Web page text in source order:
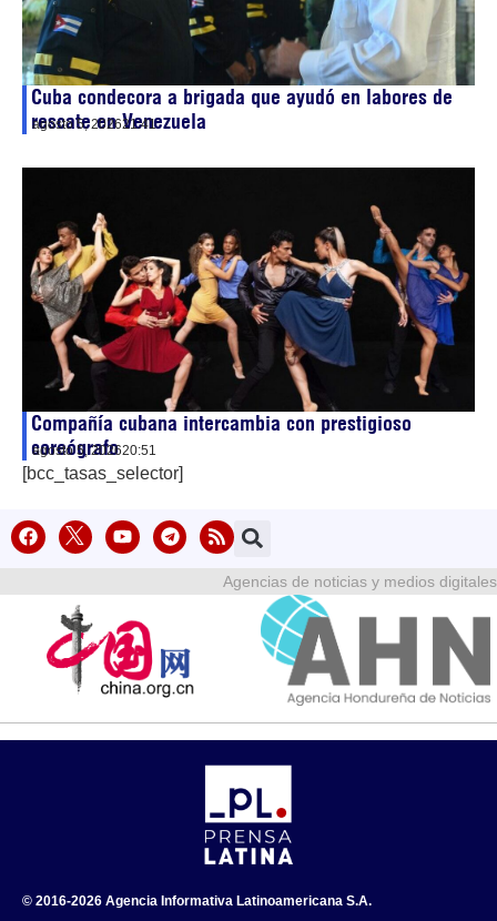
Cuba condecora a brigada que ayudó en labores de
rescate en Venezuela
agosto 5, 202621:41
Compañía cubana intercambia con prestigioso
coreógrafo
agosto 5, 202620:51
[bcc_tasas_selector]
Agencias de noticias y medios digitales
© 2016-2026 Agencia Informativa Latinoamericana S.A.